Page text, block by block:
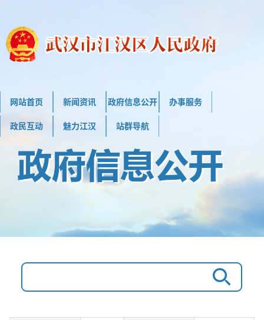
网站首页 新闻资讯 政府信息公开 办事服务
政民互动 魅力江汉 站群导航